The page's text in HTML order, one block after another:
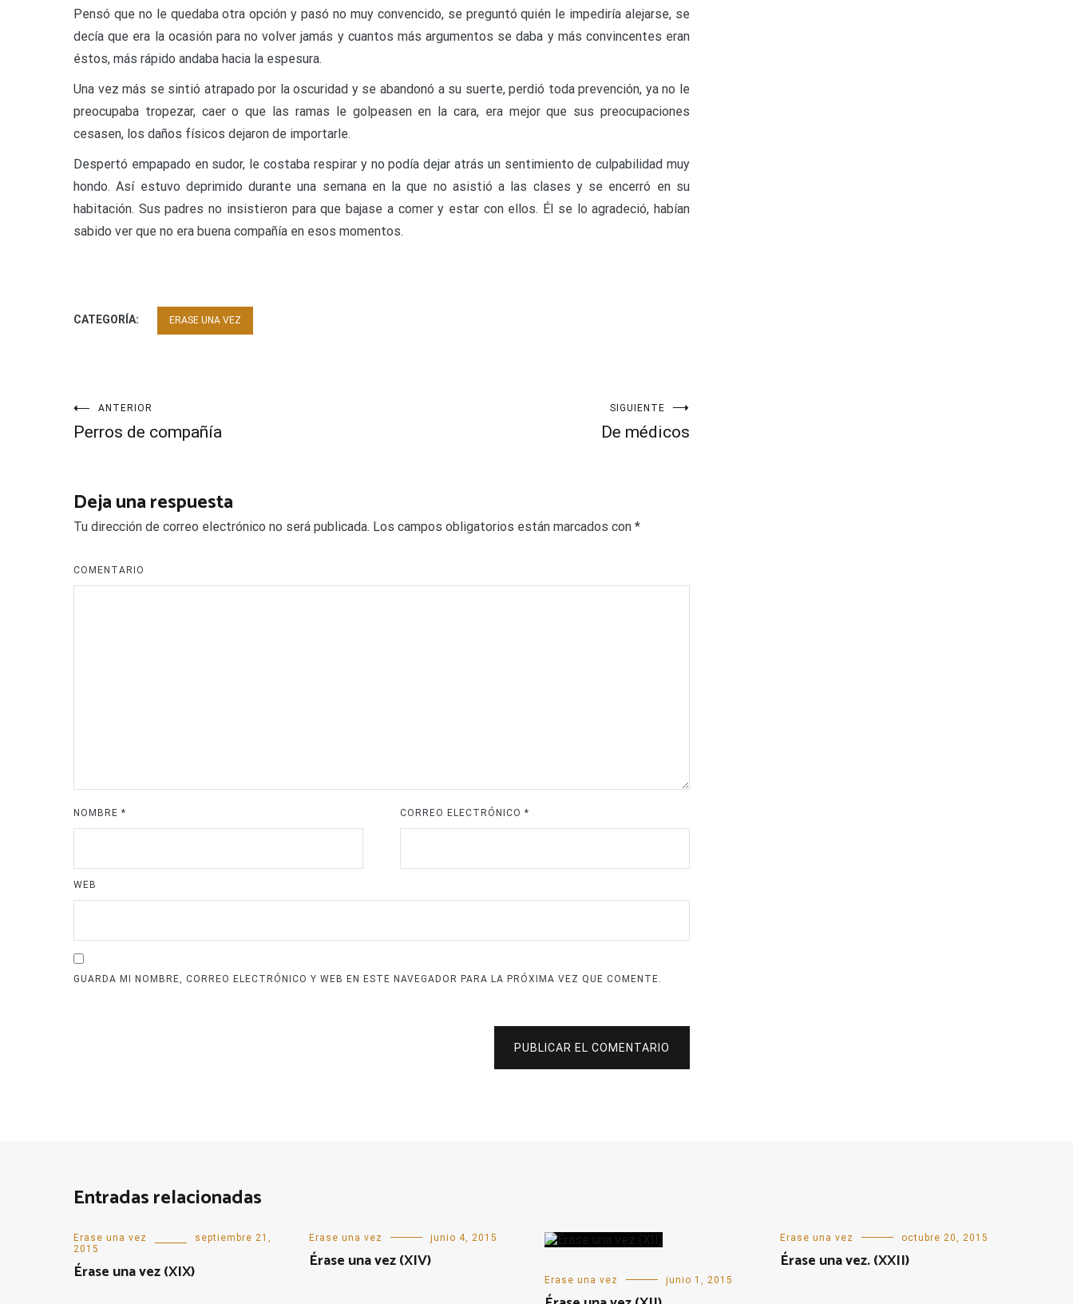
Pensó que no le quedaba otra opción y pasó no muy convencido, se preguntó quién le impediría alejarse, se
decía que era la ocasión para no volver jamás y cuantos más argumentos se daba y más convincentes eran
éstos, más rápido andaba hacia la espesura.
Una vez más se sintió atrapado por la oscuridad y se abandonó a su suerte, perdió toda prevención, ya no le
preocupaba tropezar, caer o que las ramas le golpeasen en la cara, era mejor que sus preocupaciones
cesasen, los daños físicos dejaron de importarle.
Despertó empapado en sudor, le costaba respirar y no podía dejar atrás un sentimiento de culpabilidad muy
hondo. Así estuvo deprimido durante una semana en la que no asistió a las clases y se encerró en su
habitación. Sus padres no insistieron para que bajase a comer y estar con ellos. Él se lo agradeció, habían
sabido ver que no era buena compañía en esos momentos.
CATEGORÍA: ERASE UNA VEZ
Navegación
entradas
ANTERIOR
Perros de compañía
SIGUIENTE
De médicos
Deja una respuesta
Tu dirección de correo electrónico no será publicada. Los campos obligatorios están marcados con *
COMENTARIO
NOMBRE * CORREO ELECTRÓNICO*
WEB
GUARDA MI NOMBRE, CORREO ELECTRÓNICO Y WEB EN ESTE NAVEGADOR PARA LA PRÓXIMA VEZ QUE COMENTE.
PUBLICAR EL COMENTARIO
Entradas relacionadas
Erase una vez
septiembre 21,
2015
Érase una vez (XIX)
Erase una vez junio 4, 2015
Érase una vez (XIV)
Erase una vez junio 1, 2015
Erase una vez octubre 20, 2015
Érase una vez. (XXII)